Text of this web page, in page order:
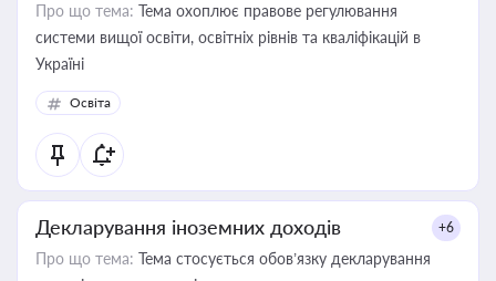
Про що тема: Тема охоплює правове регулювання
системи вищої освіти, освітніх рівнів та кваліфікацій в
Україні
Освіта
Декларування іноземних доходів +6
Про що тема: Тема стосується обов’язку декларування